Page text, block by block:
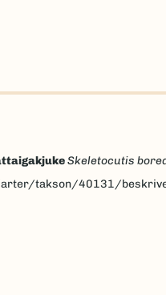
Skeletocutis
takson/40131/